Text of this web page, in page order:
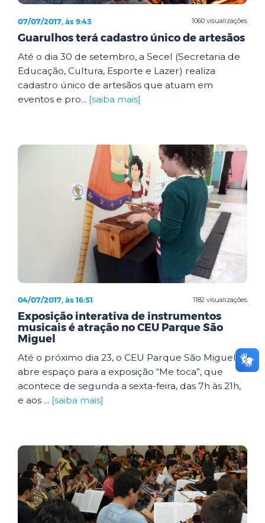
1060 visualizações
07/07/2017, às 9:43
Guarulhos terá cadastro único de artesãos
Até o dia 30 de setembro, a Secel (Secretaria de
Educação, Cultura, Esporte e Lazer) realiza
cadastro único de artesãos que atuam em
eventos e pro... [saiba mais]
1182 visualizações
04/07/2017, às 16:51
Exposição interativa de instrumentos
musicais é atração no CEU Parque São
Miguel
Até o próximo dia 23, o CEU Parque São Miguel
abre espaço para a exposição “Me toca”, que
acontece de segunda a sexta-feira, das 7h às 21h,
e aos ... [saiba mais]